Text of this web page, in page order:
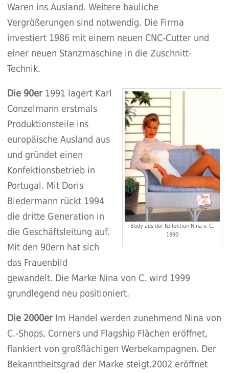
Waren ins Ausland. Weitere bauliche
Vergrößerungen sind notwendig. Die Firma
investiert 1986 mit einem neuen CNC-Cutter und
einer neuen Stanzmaschine in die Zuschnitt-
Technik.
Body aus der Kollektion Nina v. C.
1990
Die 90er 1991 lagert Karl
Conzelmann erstmals
Produktionsteile ins
europäische Ausland aus
und gründet einen
Konfektionsbetrieb in
Portugal. Mit Doris
Biedermann rückt 1994
die dritte Generation in
die Geschäftsleitung auf.
Mit den 90ern hat sich
das Frauenbild
gewandelt. Die Marke Nina von C. wird 1999
grundlegend neu positioniert.
Die 2000er Im Handel werden zunehmend Nina von
C.-Shops, Corners und Flagship Flächen eröffnet,
flankiert von großflächigen Werbekampagnen. Der
Bekanntheitsgrad der Marke steigt.2002 eröffnet